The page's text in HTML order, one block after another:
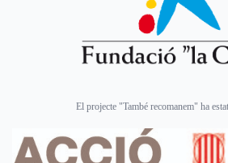
El projecte "També recomanem" ha